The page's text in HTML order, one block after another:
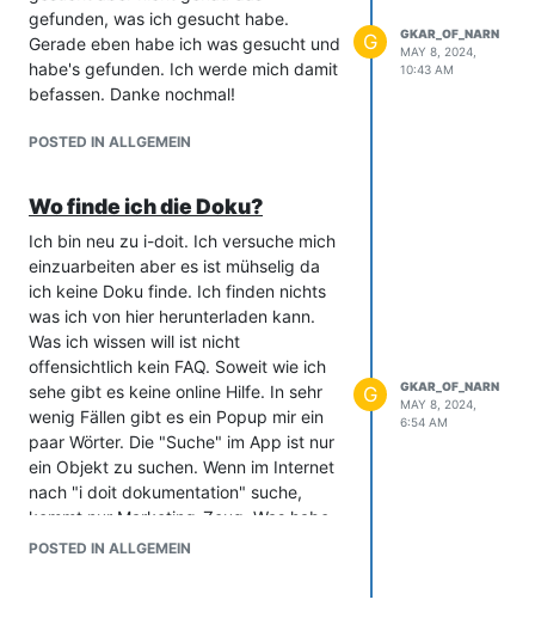
gefunden, was ich gesucht habe.
Gerade eben habe ich was gesucht und
habe's gefunden. Ich werde mich damit
befassen. Danke nochmal!
POSTED IN ALLGEMEIN
G
GKAR_OF_NARN
MAY 8, 2024,
10:43 AM
Wo finde ich die Doku?
Ich bin neu zu i-doit. Ich versuche mich
einzuarbeiten aber es ist mühselig da
ich keine Doku finde. Ich finden nichts
was ich von hier herunterladen kann.
Was ich wissen will ist nicht
offensichtlich kein FAQ. Soweit wie ich
sehe gibt es keine online Hilfe. In sehr
wenig Fällen gibt es ein Popup mir ein
paar Wörter. Die "Suche" im App ist nur
ein Objekt zu suchen. Wenn im Internet
nach "i doit dokumentation" suche,
kommt nur Marketing-Zeug. Was habe
ich übersehen?
POSTED IN ALLGEMEIN
G
GKAR_OF_NARN
MAY 8, 2024,
6:54 AM